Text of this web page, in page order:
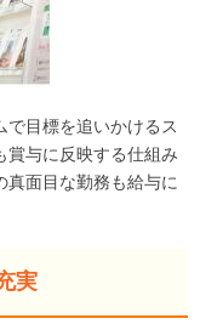
で目標を追いかけるス
賞与に反映する仕組み
真面目な勤務も給与に
実